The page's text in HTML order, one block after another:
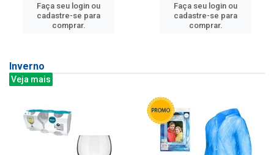
Faça seu login ou
cadastre-se para
comprar.
Faça seu login ou
cadastre-se para
comprar.
Inverno
Veja mais